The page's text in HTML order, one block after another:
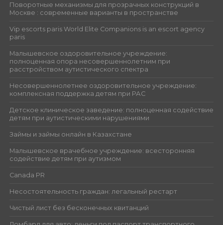
Поворотные механизмы для прозрачных конструкций в
Москве : современные варианты в пространстве
Vip escorts paris World Elite Companions is an escort agency
paris
Малышевское оздоровительное учреждение:
полноценная опора несовершеннолетним при
расстройством аутистического спектра
Несовершеннолетнее оздоровительное учреждение:
комплексная поддержка детям при РАС
Детское клиническое заведение: полноценная содействие
детям при аутистическими нарушениями
Займы и займы онлайн в Казахстане
Малышевское врачебное учреждение: всесторонняя
содействие детям при аутизмом
Canada PR
Несостоятельность граждан: легальный рестарт
Чистый лист без бесконечных квитанций